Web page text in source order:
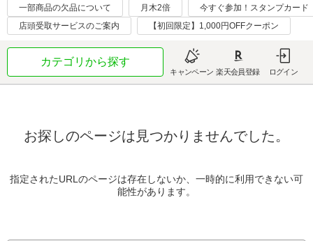
一部商品の欠品について
月木2倍
今すぐ参加！スタンプカード
店頭受取サービスのご案内
【初回限定】1,000円OFFクーポン
カテゴリから探す
キャンペーン 楽天会員登録 ログイン
お探しのページは見つかりませんでした。
指定されたURLのページは存在しないか、一時的に利用できない可
能性があります。